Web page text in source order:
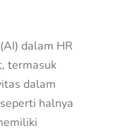
(AI) dalam HR
termasuk
dalam
halnya